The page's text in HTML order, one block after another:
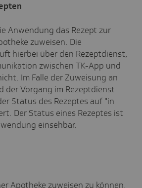
Anwendung das Rezept zur
zuweisen. Die
hierbei über den Rezeptdienst,
zwischen TK-App und
Im Falle der Zuweisung an
der Vorgang im Rezeptdienst
Status des Rezeptes auf "in
Der Status eines Rezeptes ist
einsehbar.
Apotheke zuweisen zu können,